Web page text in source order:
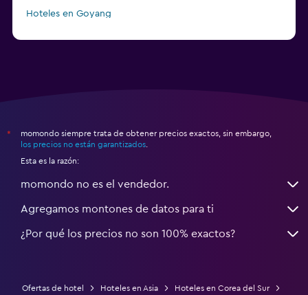
Hoteles en Goyang
*
momondo siempre trata de obtener precios exactos, sin embargo,
los precios no están garantizados
Esta es la razón:
momondo no es el vendedor.
Agregamos montones de datos para ti
¿Por qué los precios no son 100% exactos?
Ofertas de hotel Hoteles en Asia
Hoteles en Corea del Sur